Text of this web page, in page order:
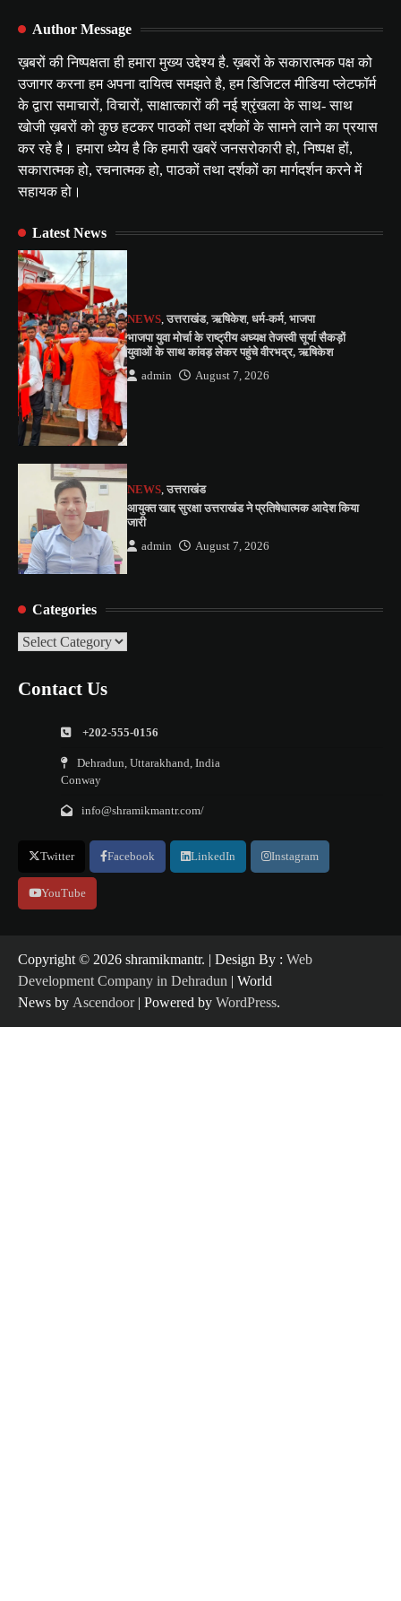
Author Message
ख़बरों की निष्पक्षता ही हमारा मुख्य उद्देश्य है. ख़बरों के सकारात्मक पक्ष को
उजागर करना हम अपना दायित्व समझते है, हम डिजिटल मीडिया प्लेटफॉर्म
के द्वारा समाचारों, विचारों, साक्षात्कारों की नई श्रृंखला के साथ- साथ
खोजी ख़बरों को कुछ हटकर पाठकों तथा दर्शकों के सामने लाने का प्रयास
कर रहे है। हमारा ध्येय है कि हमारी खबरें जनसरोकारी हो, निष्पक्ष हों,
सकारात्मक हो, रचनात्मक हो, पाठकों तथा दर्शकों का मार्गदर्शन करने में
सहायक हो।
Latest News
NEWS,उत्तराखंड,ऋषिकेश,धर्म-कर्म,भाजपा
भाजपा युवा मोर्चा के राष्ट्रीय अध्यक्ष तेजस्वी सूर्या सैकड़ों
युवाओं के साथ कांवड़ लेकर पहुंचे वीरभद्र, ऋषिकेश
admin August 7, 2026
NEWS,उत्तराखंड
आयुक्त खाद्द सुरक्षा उत्तराखंड ने प्रतिषेधात्मक आदेश किया
जारी
admin August 7, 2026
Categories
Categories
Contact Us
+202-555-0156
Dehradun, Uttarakhand, India
Conway
info@shramikmantr.com/
Twitter Facebook LinkedIn Instagram
YouTube
Copyright ©️ 2026 shramikmantr. | Design By : Web
Development Company in Dehradun | World
News by Ascendoor| Powered by WordPress.